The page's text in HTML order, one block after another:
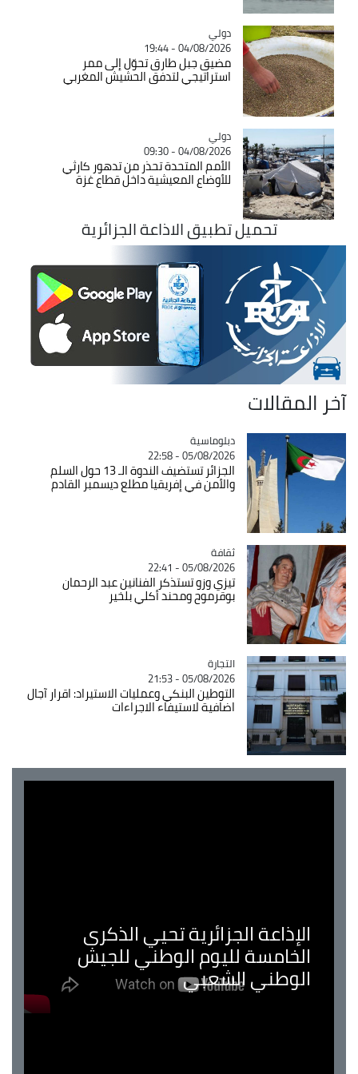
Catégorie
دولي
04/08/2026 - 19:44
مضيق جبل طارق تحوّل إلى ممر
استراتيجي لتدفق الحشيش المغربي
Catégorie
دولي
04/08/2026 - 09:30
الأمم المتحدة تحذر من تدهور كارثي
للأوضاع المعيشية داخل قطاع غزة
تحميل تطبيق الاذاعة الجزائرية
آخر المقالات
Catégorie
دبلوماسية
05/08/2026 - 22:58
الجزائر تستضيف الندوة الـ 13 حول السلم
والأمن في إفريقيا مطلع ديسمبر القادم
Catégorie
ثقافة
05/08/2026 - 22:41
تيزي وزو تستذكر الفنانين عبد الرحمان
بوقرموح ومحند أكلي بلخير
Catégorie
التجارة
05/08/2026 - 21:53
التوطين البنكي وعمليات الاستيراد: اقرار آجال
اضافية لاستيفاء الاجراءات
الإذاعة الجزائرية تحيي الذكرى
الخامسة لليوم الوطني للجيش
الوطني الشعبي